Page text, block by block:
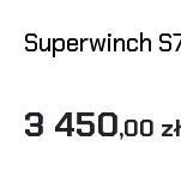
Superwinch
3 450,00 zł